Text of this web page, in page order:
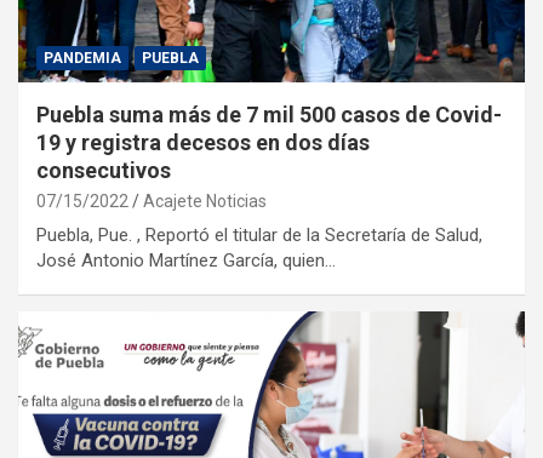
PANDEMIA PUEBLA
Puebla suma más de 7 mil 500 casos de Covid-
19 y registra decesos en dos días
consecutivos
07/15/2022 Acajete Noticias
Puebla, Pue. , Reportó el titular de la Secretaría de Salud,
José Antonio Martínez García, quien…